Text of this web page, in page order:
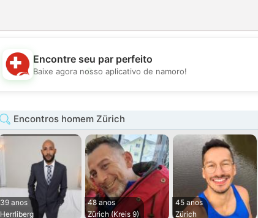
💖
💕
Encontre seu par perfeito
Baixe agora nosso aplicativo de namoro!
Encontros homem Zürich
39 anos
Herrliberg
48 anos
Zürich (Kreis 9)
45 anos
Zürich